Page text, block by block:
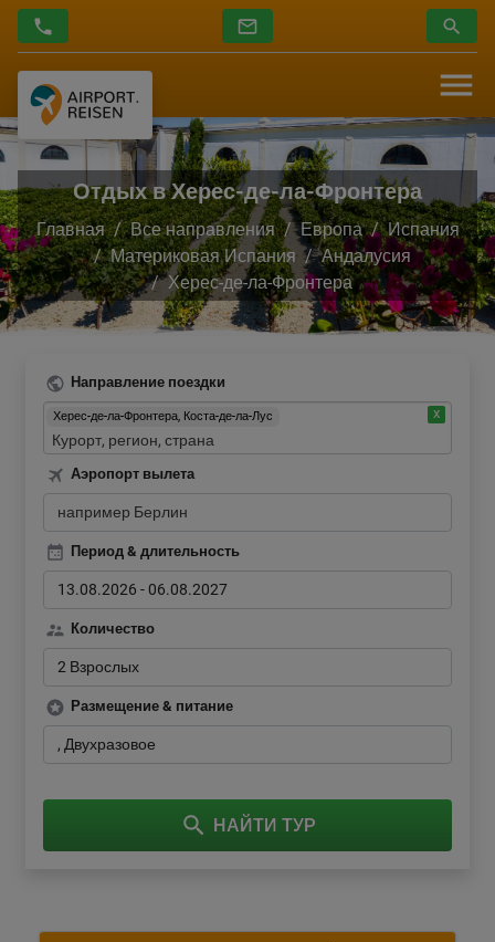
Отдых в Херес-де-ла-Фронтера
Главная Все направления Европа
Испания
Материковая Испания
Андалусия
Херес-де-ла-Фронтера
Направление поездки
Херес-де-ла-Фронтера, Коста-де-ла-Лус
Аэропорт вылета
Период & длительность
13.08.2026 -06.08.2027
Количество
2 Взрослых
Размещение & питание
Двухразовое
НАЙТИ ТУР